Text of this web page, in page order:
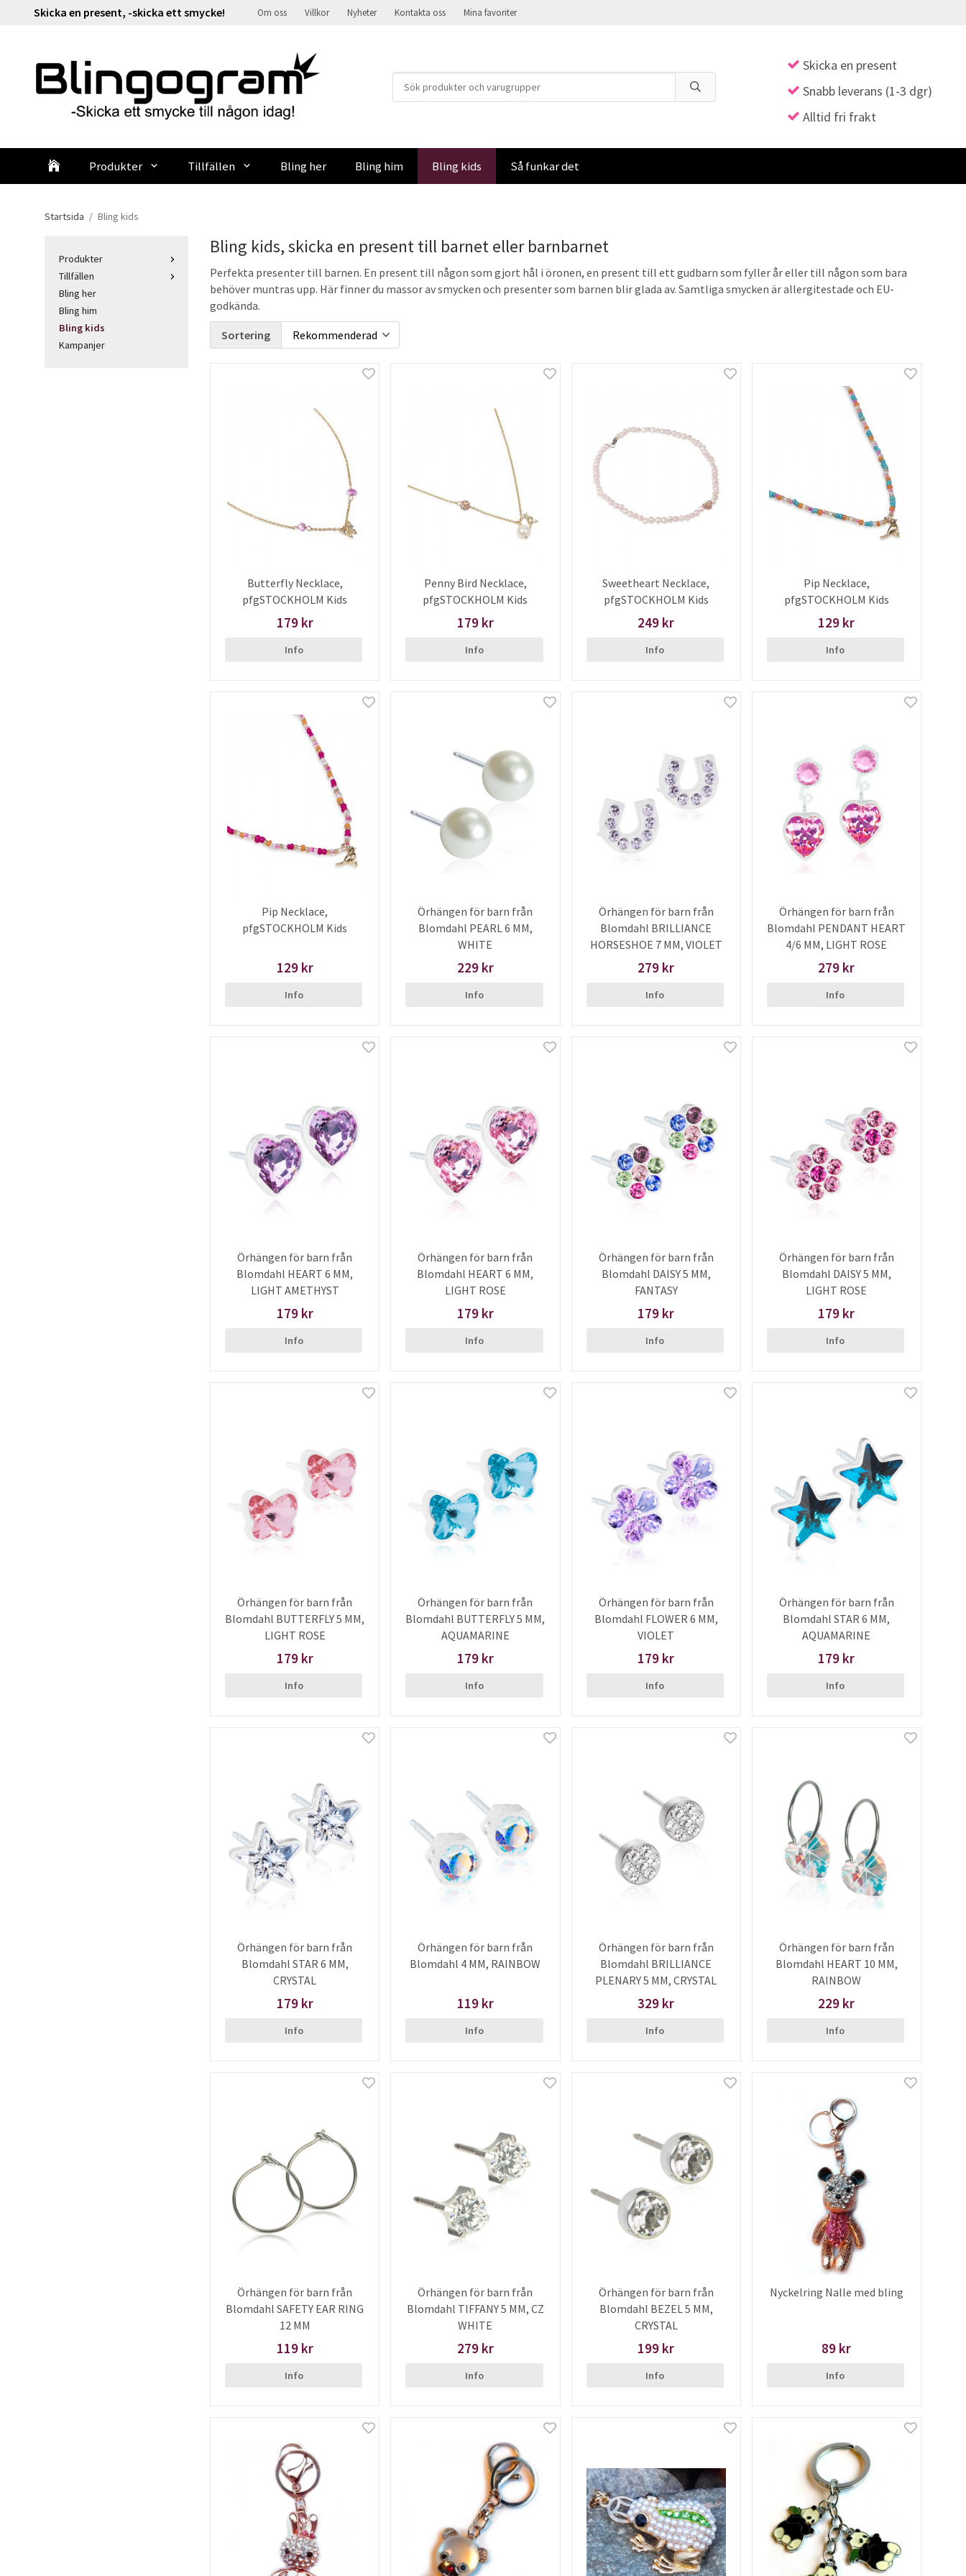
Skicka en present, -skicka ett smycke! Om oss Villkor Nyheter Kontakta oss Mina favoriter
Skicka en present
Snabb leverans (1-3 dgr)
Alltid fri frakt
Produkter Tillfällen Bling her Bling him Bling kids Så funkar det
Startsida / Bling kids
Produkter
Tillfällen
Bling her
Bling him
Bling kids
Kampanjer
Bling kids, skicka en present till barnet eller barnbarnet
Perfekta presenter till barnen. En present till någon som gjort hål i öronen, en present till ett gudbarn som fyller år eller till någon som bara
behöver muntras upp. Här finner du massor av smycken och presenter som barnen blir glada av. Samtliga smycken är allergitestade och EU-
godkända.
Sortering
Butterfly Necklace,
pfgSTOCKHOLM Kids
179 kr
Info
Penny Bird Necklace,
pfgSTOCKHOLM Kids
179 kr
Info
Sweetheart Necklace,
pfgSTOCKHOLM Kids
249 kr
Info
Pip Necklace,
pfgSTOCKHOLM Kids
129 kr
Info
Pip Necklace,
pfgSTOCKHOLM Kids
129 kr
Info
Örhängen för barn från
Blomdahl PEARL 6 MM,
WHITE
229 kr
Info
Örhängen för barn från
Blomdahl BRILLIANCE
HORSESHOE 7 MM, VIOLET
279 kr
Info
Örhängen för barn från
Blomdahl PENDANT HEART
4/6 MM, LIGHT ROSE
279 kr
Info
Örhängen för barn från
Blomdahl HEART 6 MM,
LIGHT AMETHYST
179 kr
Info
Örhängen för barn från
Blomdahl HEART 6 MM,
LIGHT ROSE
179 kr
Info
Örhängen för barn från
Blomdahl DAISY 5 MM,
FANTASY
179 kr
Info
Örhängen för barn från
Blomdahl DAISY 5 MM,
LIGHT ROSE
179 kr
Info
Örhängen för barn från
Blomdahl BUTTERFLY 5 MM,
LIGHT ROSE
179 kr
Info
Örhängen för barn från
Blomdahl BUTTERFLY 5 MM,
AQUAMARINE
179 kr
Info
Örhängen för barn från
Blomdahl FLOWER 6 MM,
VIOLET
179 kr
Info
Örhängen för barn från
Blomdahl STAR 6 MM,
AQUAMARINE
179 kr
Info
Örhängen för barn från
Blomdahl STAR 6 MM,
CRYSTAL
179 kr
Info
Örhängen för barn från
Blomdahl 4 MM, RAINBOW
119 kr
Info
Örhängen för barn från
Blomdahl BRILLIANCE
PLENARY 5 MM, CRYSTAL
329 kr
Info
Örhängen för barn från
Blomdahl HEART 10 MM,
RAINBOW
229 kr
Info
Örhängen för barn från
Blomdahl SAFETY EAR RING
12 MM
119 kr
Info
Örhängen för barn från
Blomdahl TIFFANY 5 MM, CZ
WHITE
279 kr
Info
Örhängen för barn från
Blomdahl BEZEL 5 MM,
CRYSTAL
199 kr
Info
Nyckelring Nalle med bling
89 kr
Info